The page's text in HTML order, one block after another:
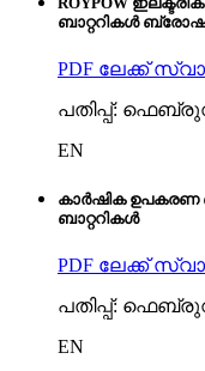
ബാറ്ററികൾ
PDF ലേക്ക്
പതിപ്പ്:
EN
കാർഷിക ഉപകരണ
ബാറ്ററികൾ
PDF ലേക്ക്
പതിപ്പ്:
EN